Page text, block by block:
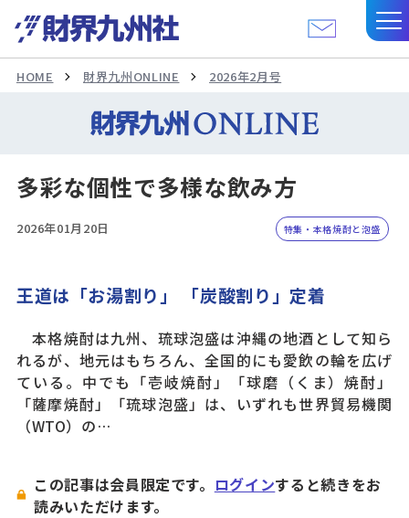
HOME 財界九州ONLINE 2026年2月号
多彩な個性で多様な飲み方
2026年01月20日 特集・本格焼酎と泡盛
王道は「お湯割り」 「炭酸割り」定着
本格焼酎は九州、琉球泡盛は沖縄の地酒として知ら
れるが、地元はもちろん、全国的にも愛飲の輪を広げ
ている。中でも「壱岐焼酎」「球磨（くま）焼酎」
「薩摩焼酎」「琉球泡盛」は、いずれも世界貿易機関
（WTO）の…
この記事は会員限定です。 ログインすると続きをお
読みいただけます。